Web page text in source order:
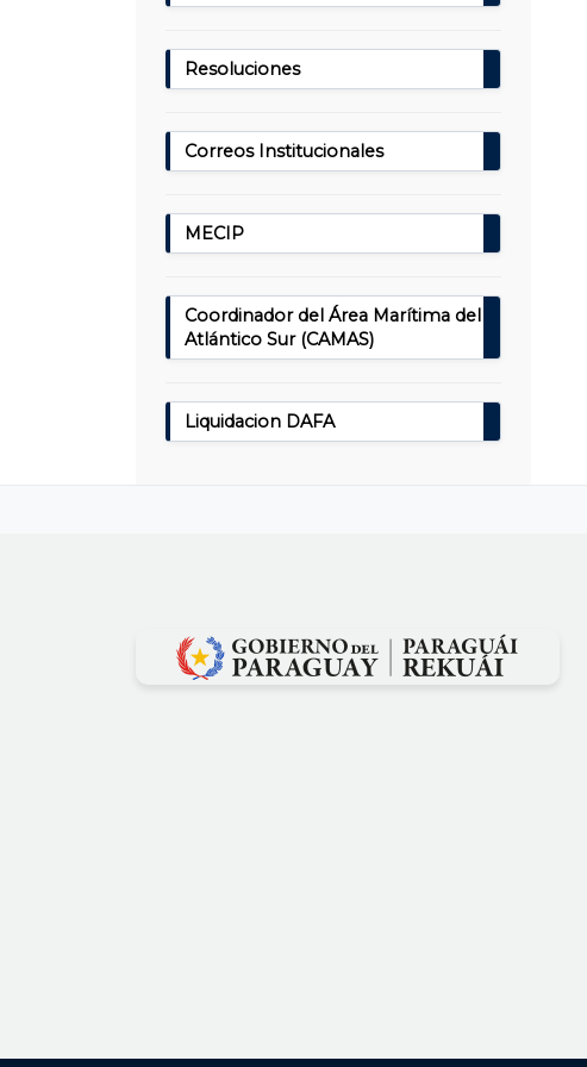
Resoluciones
Correos Institucionales
MECIP
Coordinador del Área Marítima del
Atlántico Sur (CAMAS)
Liquidacion DAFA